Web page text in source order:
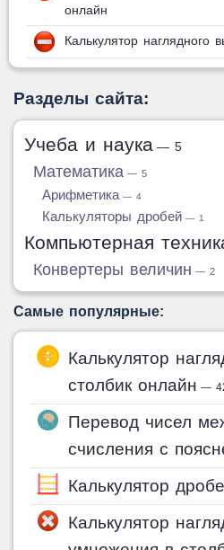
онлайн
Калькулятор наглядного
Разделы сайта:
Учеба и наука — 5
Математика — 5
Арифметика — 4
Калькуляторы дробей — 1
Компьютерная
Конвертеры величин — 2
Самые популярные:
Калькулятор
столбик онлайн —
Перевод чисел
счисления с
Калькулятор
Калькулятор